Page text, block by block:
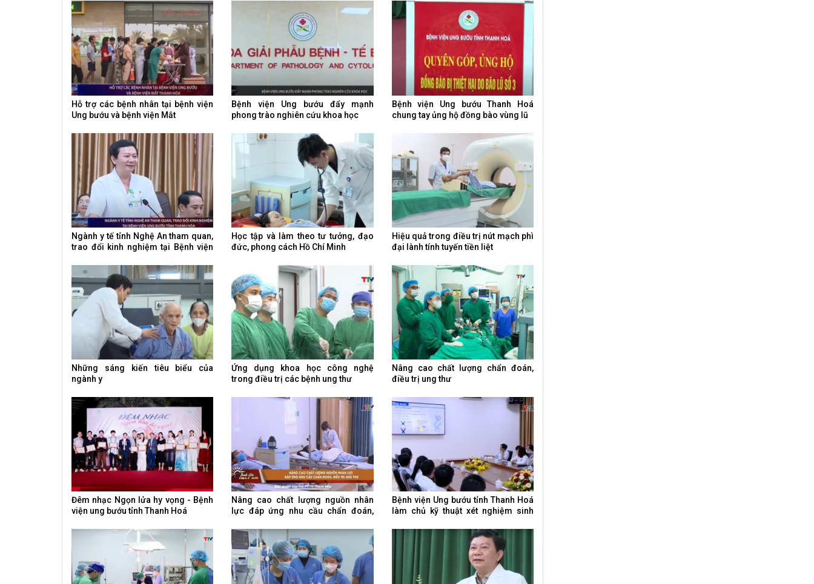
Hỗ trợ các bệnh nhân tại bệnh viện
Ung bướu và bệnh viện Mắt
Bệnh viện Ung bướu đẩy mạnh
phong trào nghiên cứu khoa học
Bệnh viện Ung bướu Thanh Hoá
chung tay ủng hộ đồng bào vùng lũ
Ngành y tế tỉnh Nghệ An tham quan,
trao đổi kinh nghiệm tại Bệnh viện
Học tập và làm theo tư tưởng, đạo
đức, phong cách Hồ Chí Minh
Hiệu quả trong điều trị nút mạch phì
đại lành tính tuyến tiền liệt
Những sáng kiến tiêu biểu của
ngành y
Ứng dụng khoa học công nghệ
trong điều trị các bệnh ung thư
Nâng cao chất lượng chẩn đoán,
điều trị ung thư
Đêm nhạc Ngọn lửa hy vọng - Bệnh
viện ung bướu tỉnh Thanh Hoá
Nâng cao chất lượng nguồn nhân
lực đáp ứng nhu cầu chẩn đoán,
Bệnh viện Ung bướu tỉnh Thanh Hoá
làm chủ kỹ thuật xét nghiệm sinh